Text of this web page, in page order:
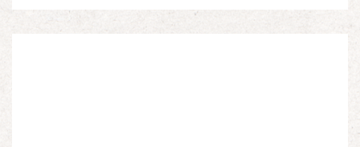
autres […]